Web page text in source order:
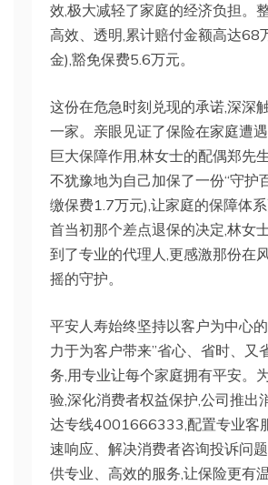
效,极大减轻了家庭的经济负担。
高效、透明,累计赔付金额高达68
金),豁免保费5.6万元。
这份在危急时刻兑现的承诺,深深
一家。亲眼见证了保险在家庭遭
巨大保障作用,林女士的配偶郑先
不犹豫地为自己加保了一份“守护
缴保费1.7万元),让家庭的保障体
首当初那个差点退保的决定,林女
到了专业的代理人,更感激那份在
摇的守护。
平安人寿始终坚持以客户为中心
力于为客户带来”省心、省时、又
务,用专业让每个家庭拥有平安。
验,深化消费者权益保护,公司推出
达专线4001666333,配置专业客
速响应、解决消费者咨询投诉问
供专业、高效的服务,让保险更有温